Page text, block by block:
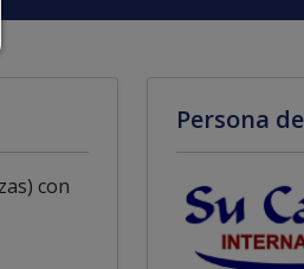
con
Persona